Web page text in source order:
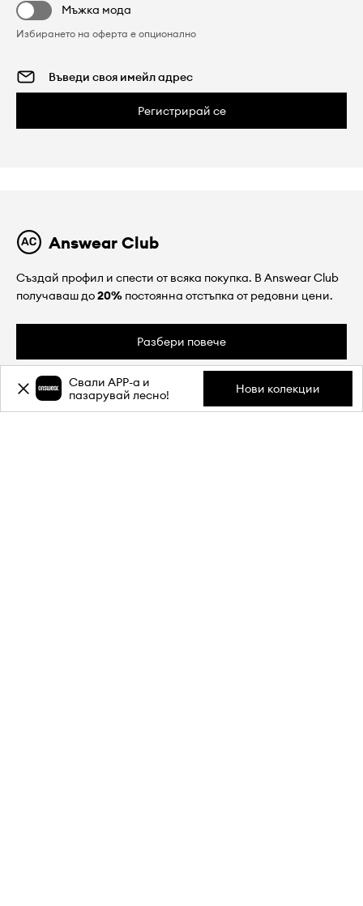
Мъжка мода
Избирането на оферта е опционално
Регистрирай се
Answear Club
Създай профил и спести от всяка покупка. В Answear Club
получаваш до20% постоянна отстъпка от редовни цени.
Разбери повече
Свали APP-a и
пазарувай лесно!
Нови колекции